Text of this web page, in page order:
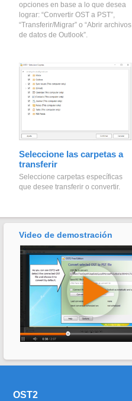
opciones en base a lo que desea
lograr: “Convertir OST a PST”,
“Transferir/Migrar” o “Abrir archivos
de datos de Outlook”.
Seleccione las carpetas a
transferir
Seleccione carpetas específicas
que desee transferir o convertir.
Video de demostración
OST2